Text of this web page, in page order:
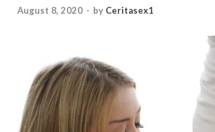
August 8, 2020 - by Ceritasex1